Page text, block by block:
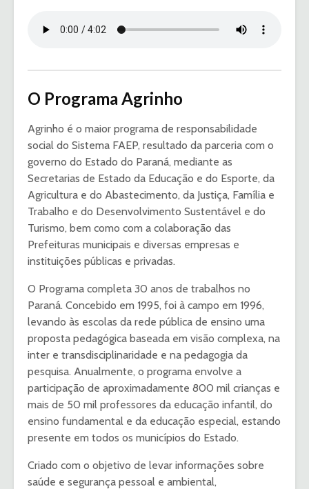
O Programa Agrinho
Agrinho é o maior programa de responsabilidade
social do Sistema FAEP, resultado da parceria com o
governo do Estado do Paraná, mediante as
Secretarias de Estado da Educação e do Esporte, da
Agricultura e do Abastecimento, da Justiça, Família e
Trabalho e do Desenvolvimento Sustentável e do
Turismo, bem como com a colaboração das
Prefeituras municipais e diversas empresas e
instituições públicas e privadas.
O Programa completa 30 anos de trabalhos no
Paraná. Concebido em 1995, foi à campo em 1996,
levando às escolas da rede pública de ensino uma
proposta pedagógica baseada em visão complexa, na
inter e transdisciplinaridade e na pedagogia da
pesquisa. Anualmente, o programa envolve a
participação de aproximadamente 800 mil crianças e
mais de 50 mil professores da educação infantil, do
ensino fundamental e da educação especial, estando
presente em todos os municípios do Estado.
Criado com o objetivo de levar informações sobre
saúde e segurança pessoal e ambiental,